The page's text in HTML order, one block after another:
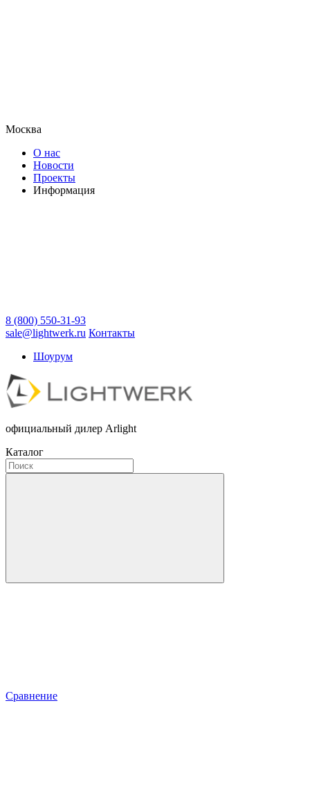
Москва
О нас
Новости
Проекты
Информация
8 (800) 550-31-93
sale@lightwerk.ru Контакты
Шоурум
официальный дилер Arlight
Каталог
Сравнение